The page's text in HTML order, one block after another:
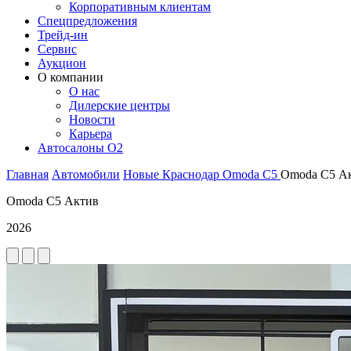
Корпоративным клиентам
Спецпредложения
Трейд-ин
Сервис
Аукцион
О компании
О нас
Дилерские центры
Новости
Карьера
Автосалоны O2
Главная Автомобили Новые Краснодар Omoda C5 Omoda C5
Omoda C5 Актив
2026